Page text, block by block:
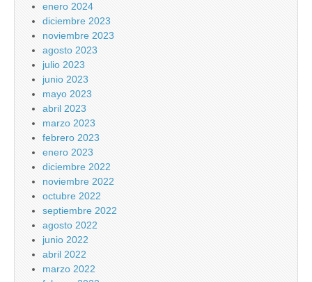
enero 2024
diciembre 2023
noviembre 2023
agosto 2023
julio 2023
junio 2023
mayo 2023
abril 2023
marzo 2023
febrero 2023
enero 2023
diciembre 2022
noviembre 2022
octubre 2022
septiembre 2022
agosto 2022
junio 2022
abril 2022
marzo 2022